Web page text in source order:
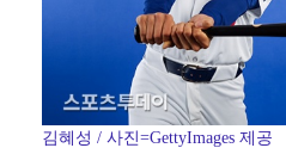
김혜성 / 사진=GettyImages 제공